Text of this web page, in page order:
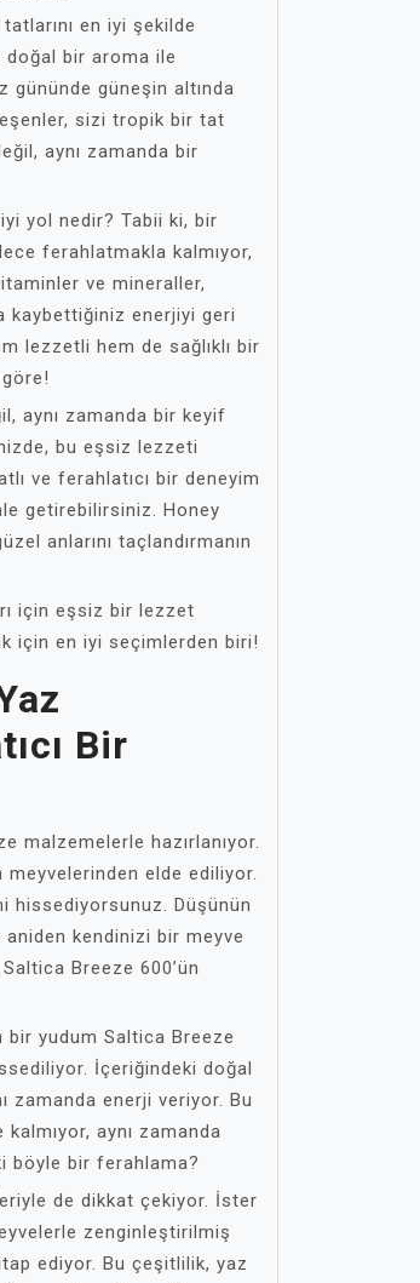
en iyi şekilde
doğal bir aroma ile
gününde güneşin altında
sizi tropik bir tat
aynı zamanda bir
yol nedir? Tabii ki, bir
ferahlatmakla kalmıyor,
ve mineraller,
kaybettiğiniz enerjiyi geri
lezzetli hem de sağlıklı bir
aynı zamanda bir keyif
bu eşsiz lezzeti
ve ferahlatıcı bir deneyim
getirebilirsiniz. Honey
anlarını taçlandırmanın
için eşsiz bir lezzet
için en iyi seçimlerden biri!
Bir
malzemelerle hazırlanıyor.
elde ediliyor.
hissediyorsunuz. Düşünün
kendinizi bir meyve
Breeze 600’ün
bir yudum Saltica Breeze
İçeriğindeki doğal
zamanda enerji veriyor. Bu
aynı zamanda
böyle bir ferahlama?
de dikkat çekiyor. İster
zenginleştirilmiş
ediyor. Bu çeşitlilik, yaz